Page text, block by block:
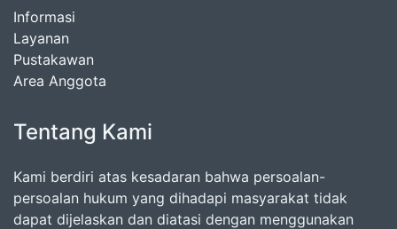
Informasi
Layanan
Pustakawan
Area Anggota
Tentang Kami
Kami berdiri atas kesadaran bahwa persoalan-
persoalan hukum yang dihadapi masyarakat tidak
dapat dijelaskan dan diatasi dengan menggunakan